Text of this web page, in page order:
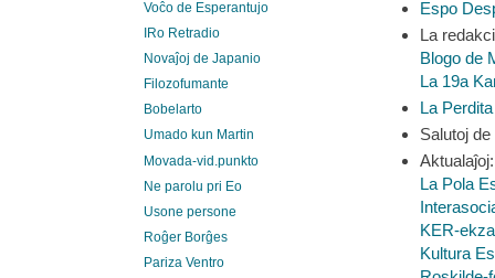
Espo
La
Blogo de
La 19a
La
Salutoj
Aktualaĵoj:
La Pola
KER-
Kultura
Voĉo de Esperantujo
IRo Retradio
Novaĵoj de Japanio
Filozofumante
Bobelarto
Umado kun Martin
Movada-vid.punkto
Ne parolu pri Eo
Usone persone
Roĝer Borĝes
Pariza Ventro